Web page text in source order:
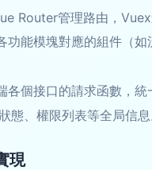
Router管理路由，Vuex
功能模塊對應的組件（如
各個接口的請求函數，統
態、權限列表等全局信息
現